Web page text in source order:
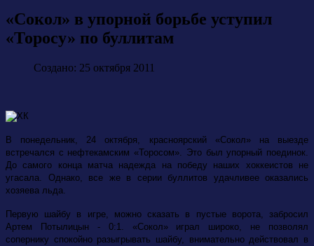
«Сокол» в упорной борьбе уступил
«Торосу» по буллитам
Создано: 25 октября 2011
В понедельник, 24 октября, красноярский «Сокол» на выезде
встречался с нефтекамским «Торосом». Это был упорный поединок.
До самого конца матча надежда на победу наших хоккеистов не
угасала. Однако, все же в серии буллитов удачливее оказались
хозяева льда.
Первую шайбу в игре, можно сказать в пустые ворота, забросил
Артем Потылицын - 0:1. «Сокол» играл широко, не позволял
сопернику спокойно разыгрывать шайбу, внимательно действовал в